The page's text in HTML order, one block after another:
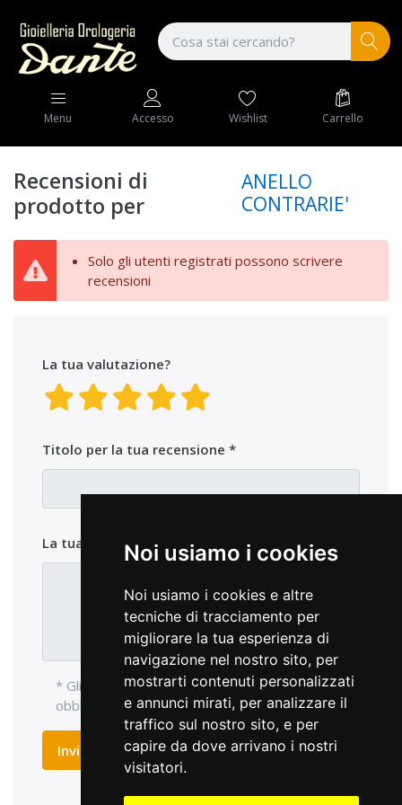
Noi usiamo i cookies
Noi usiamo i cookies e altre
tecniche di tracciamento per
migliorare la tua esperienza di
navigazione nel nostro sito, per
mostrarti contenuti personalizzati
e annunci mirati, per analizzare il
traffico sul nostro sito, e per
capire da dove arrivano i nostri
visitatori.
Menu Accesso Wishlist Carrello
Recensioni di
prodotto per
ANELLO
CONTRARIE'
Solo gli utenti registrati possono scrivere
recensioni
La tua valutazione?
Titolo per la tua recensione
La tua opinione sul prodotto
* Gli elementi di ingresso con l'asterisco sono
obbligatori e devono essere compilati.
Inviare recensione